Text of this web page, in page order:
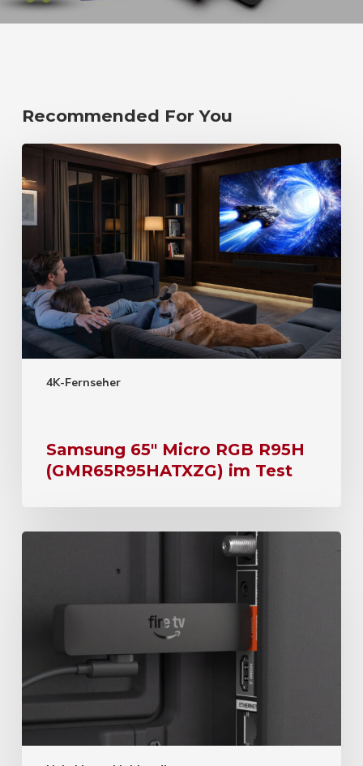
Recommended For You
4K-Fernseher
Samsung 65″ Micro RGB R95H
(GMR65R95HATXZG) im Test